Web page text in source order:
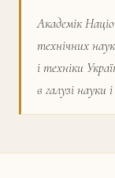
Академік
технічних
і техніки
в галузі науки